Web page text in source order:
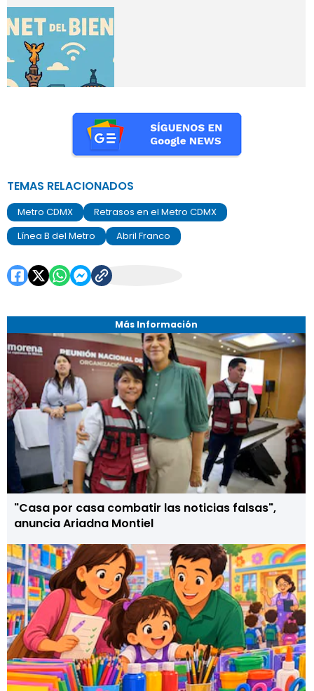
Más Información
"Casa por casa combatir las noticias falsas",
anuncia Ariadna Montiel
TEMAS RELACIONADOS
Metro CDMX
Retrasos en el Metro CDMX
Línea B del Metro
Abril Franco